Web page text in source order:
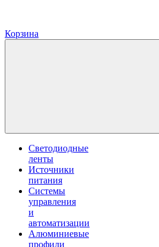
Корзина
Светодиодные
ленты
Источники
питания
Системы
управления
и
автоматизации
Алюминиевые
профили